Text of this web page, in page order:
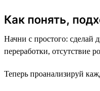
Как понять,
Начни с простого: сделай
переработки, отсутствие
Теперь проанализируй